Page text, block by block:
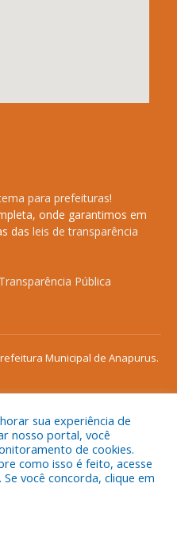
para prefeituras!
onde garantimos em
das leis de transparência
Pública
Municipal de Anapurus.
Área Administrativa
Webmail
sua experiência de
nosso portal, você
de cookies.
como isso é feito, acesse
Se você concorda, clique em